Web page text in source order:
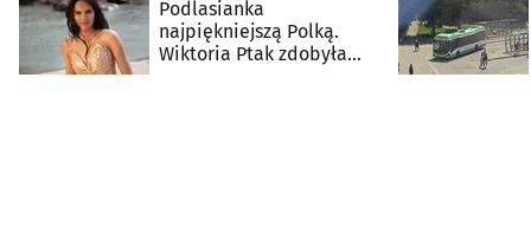
Podlasianka
najpiękniejszą Polką.
Wiktoria Ptak zdobyła